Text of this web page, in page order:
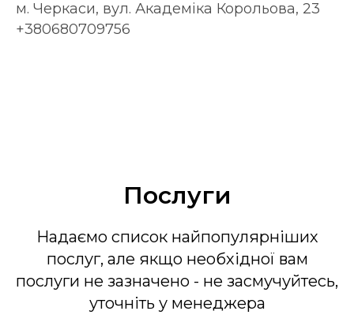
м. Черкаси, вул. Академіка Корольова, 23
+380680709756
Послуги
Надаємо список найпопулярніших
послуг, але якщо необхідної вам
послуги не зазначено - не засмучуйтесь,
уточніть у менеджера